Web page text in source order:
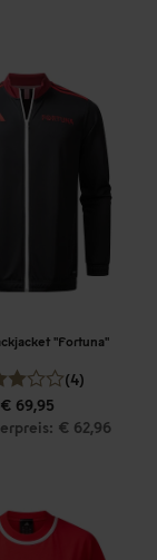
"Fortuna"
(4)
€ 69,95
€ 62,96